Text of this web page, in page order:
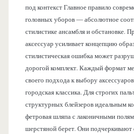
под контекст Главное правило
головных уборов — абсолютное
стилистике ансамбля и обстановке.
аксессуар усиливает концепцию
стилистическая ошибка может
дорогой комплект. Каждый формат
своего подхода к выбору
городская классика. Для строгих
структурных блейзеров идеальным
фетровая шляпа с лаконичными
шерстяной берет. Они подчеркивают